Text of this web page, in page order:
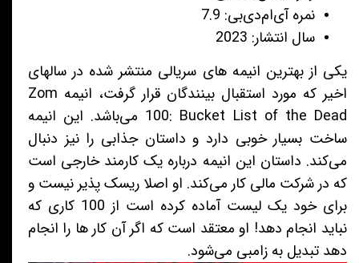
نمره آی‌ام‌دی‌بی: 7.9
سال انتشار: 2023
یکی از بهترین انیمه های سریالی منتشر شده در سالهای
اخیر که مورد استقبال بینندگان قرار گرفت، انیمه Zom
100: Bucket List of the Dead می‌باشد. این انیمه
ساخت بسیار خوبی دارد و داستان جذابی را نیز دنبال
می‌کند. داستان این انیمه درباره یک کارمند خارجی است
که در شرکت مالی کار می‌کند. او اصلا ریسک پذیر نیست و
برای خود یک لیست آماده کرده است از 100 کاری که
نباید انجام دهد! او معتقد است که اگر آن کار ها را انجام
دهد تبدیل به زامبی می‌شود.